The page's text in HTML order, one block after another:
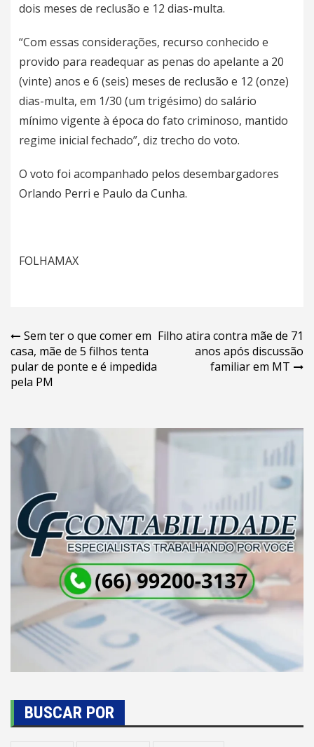
dois meses de reclusão e 12 dias-multa.
“Com essas considerações, recurso conhecido e
provido para readequar as penas do apelante a 20
(vinte) anos e 6 (seis) meses de reclusão e 12 (onze)
dias-multa, em 1/30 (um trigésimo) do salário
mínimo vigente à época do fato criminoso, mantido
regime inicial fechado”, diz trecho do voto.
O voto foi acompanhado pelos desembargadores
Orlando Perri e Paulo da Cunha.
FOLHAMAX
Navegação
de
Post
Sem ter o que comer em
casa, mãe de 5 filhos tenta
pular de ponte e é impedida
pela PM
Filho atira contra mãe de 71
anos após discussão
familiar em MT
BUSCAR POR